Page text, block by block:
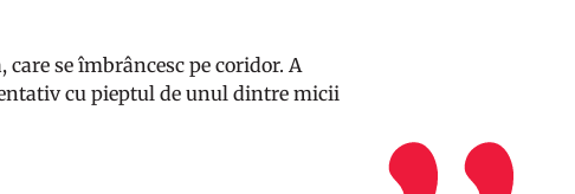
se îmbrâncesc pe coridor. A
cu pieptul de unul dintre micii